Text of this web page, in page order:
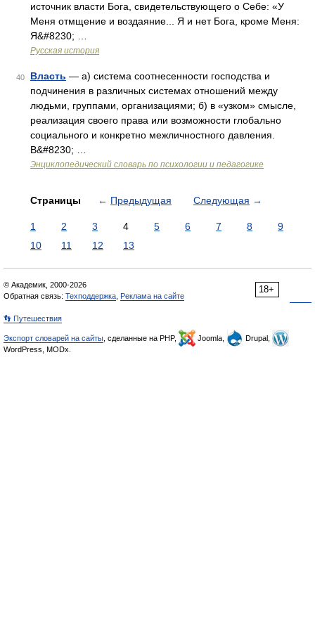
источник власти Бога, свидетельствующего о Себе: «У
Меня отмщение и воздаяние... Я и нет Бога, кроме Меня:
Я&#8230; …
Русская история
40 Власть — а) система соотнесенности господства и
подчинения в различных системах отношений между
людьми, группами, организациями; б) в «узком» смысле,
реализация своего права или возможности глобально
социального и конкретно межличностного давления.
В&#8230; …
Энциклопедический словарь по психологии и педагогике
Страницы ← Предыдущая Следующая →
1 2 3 4 5 6 7 8
9
10
11 12 13
18+
© Академик, 2000-2026
Обратная связь: Техподдержка Реклама на сайте
👣 Путешествия
Экспорт словарей на сайты , сделанные на PHP, Joomla,
Drupal,
WordPress, MODx.